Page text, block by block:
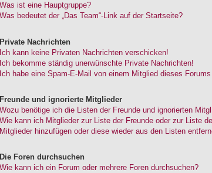
Was ist eine Hauptgruppe?
Was bedeutet der „Das Team“-Link auf der Startseite?
Private Nachrichten
Ich kann keine Privaten Nachrichten verschicken!
Ich bekomme ständig unerwünschte Private Nachrichten!
Ich habe eine Spam-E-Mail von einem Mitglied dieses
Freunde und ignorierte Mitglieder
Wozu benötige ich die Listen der Freunde und ignorierten
Wie kann ich Mitglieder zur Liste der Freunde oder zur Liste
Mitglieder hinzufügen oder diese wieder aus den Listen
Die Foren durchsuchen
Wie kann ich ein Forum oder mehrere Foren durchsuchen?